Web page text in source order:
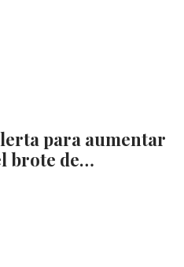
para aumentar
brote de…